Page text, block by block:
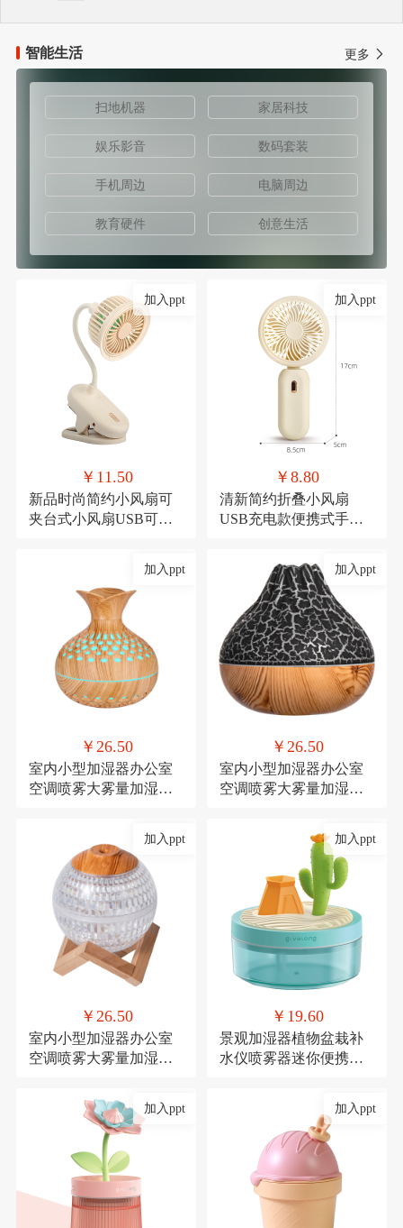
智能生活 更多
扫地机器 家居科技
娱乐影音 数码套装
手机周边 电脑周边
教育硬件 创意生活
加入ppt
￥11.50
新品时尚简约小风扇可
夹台式小风扇USB可充
加入ppt
￥8.80
清新简约折叠小风扇
USB充电款便携式手持
加入ppt
￥26.50
室内小型加湿器办公室
空调喷雾大雾量加湿器
加入ppt
￥26.50
室内小型加湿器办公室
空调喷雾大雾量加湿器
加入ppt
￥26.50
室内小型加湿器办公室
空调喷雾大雾量加湿器
加入ppt
￥19.60
景观加湿器植物盆栽补
水仪喷雾器迷你便携式
加入ppt 加入ppt